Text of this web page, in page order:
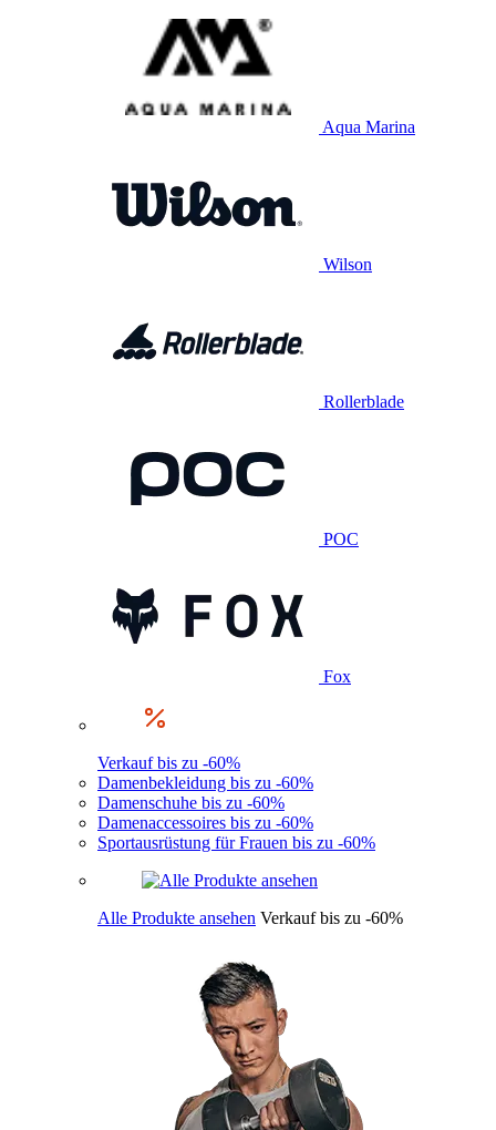
Aqua Marina
Wilson
Rollerblade
POC
Fox
Verkauf bis zu -60%
Damenbekleidung bis zu -60%
Damenschuhe bis zu -60%
Damenaccessoires bis zu -60%
Sportausrüstung für Frauen bis zu -60%
Alle Produkte ansehen Verkauf bis zu -60%